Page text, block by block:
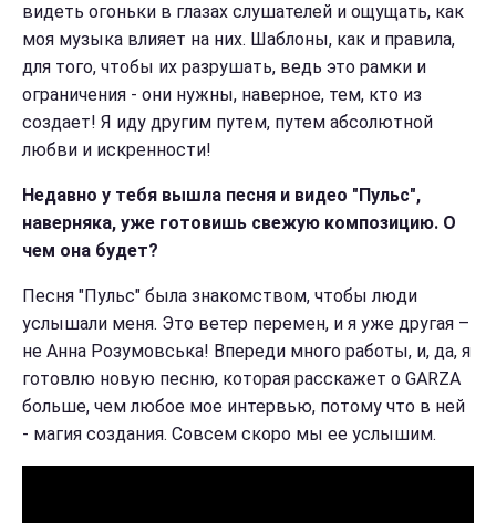
видеть огоньки в глазах слушателей и ощущать, как
моя музыка влияет на них. Шаблоны, как и правила,
для того, чтобы их разрушать, ведь это рамки и
ограничения - они нужны, наверное, тем, кто из
создает! Я иду другим путем, путем абсолютной
любви и искренности!
Недавно у тебя вышла песня и видео "Пульс",
наверняка, уже готовишь свежую композицию. О
чем она будет?
Песня "Пульс" была знакомством, чтобы люди
услышали меня. Это ветер перемен, и я уже другая –
не Анна Розумовська! Впереди много работы, и, да, я
готовлю новую песню, которая расскажет о GARZA
больше, чем любое мое интервью, потому что в ней
- магия создания. Совсем скоро мы ее услышим.